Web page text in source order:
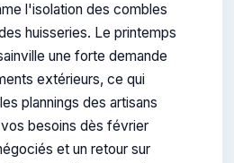
l'isolation des combles
huisseries. Le printemps
une forte demande
extérieurs, ce qui
plannings des artisans
besoins dès février
et un retour sur